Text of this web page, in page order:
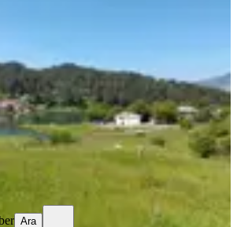
Andırın
m²·4.250/m²·16.06.2026
₺
Ara